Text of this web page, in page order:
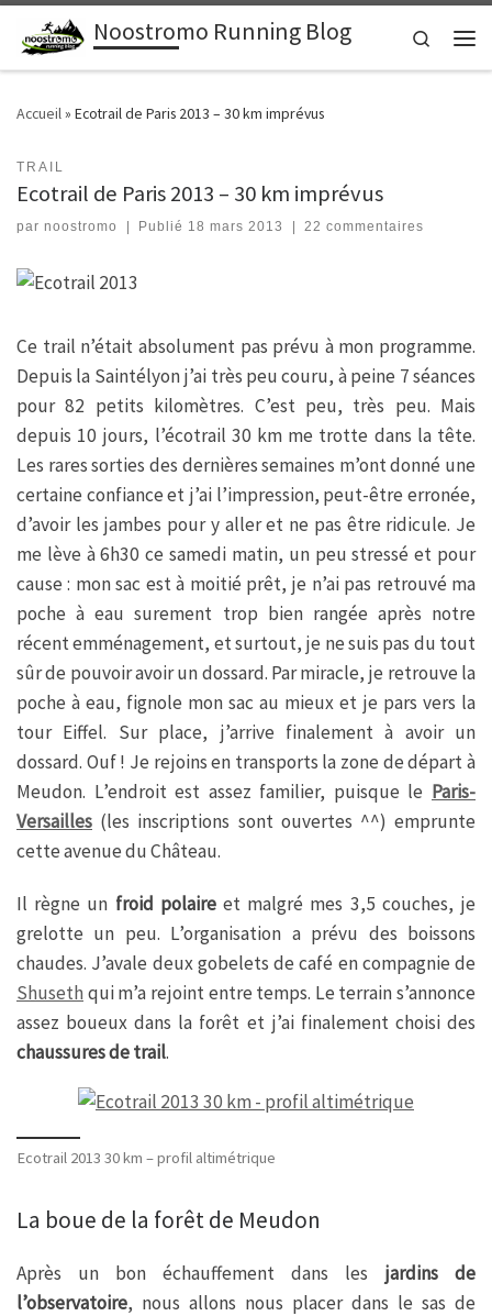
Passer au contenuNoostromo Running Blog
Search
Accueil» Ecotrail de Paris 2013 – 30 km imprévus
TRAIL
Ecotrail de Paris 2013 – 30 km imprévus
par noostromo Publié 18 mars 2013 22 commentaires
Ce trail n’était absolument pas prévu à mon programme.
Depuis la Saintélyon j’ai très peu couru, à peine 7 séances
pour 82 petits kilomètres. C’est peu, très peu. Mais
depuis 10 jours, l’écotrail 30 km me trotte dans la tête.
Les rares sorties des dernières semaines m’ont donné une
certaine confiance et j’ai l’impression, peut-être erronée,
d’avoir les jambes pour y aller et ne pas être ridicule. Je
me lève à 6h30 ce samedi matin, un peu stressé et pour
cause : mon sac est à moitié prêt, je n’ai pas retrouvé ma
poche à eau surement trop bien rangée après notre
récent emménagement, et surtout, je ne suis pas du tout
sûr de pouvoir avoir un dossard. Par miracle, je retrouve la
poche à eau, fignole mon sac au mieux et je pars vers la
tour Eiffel. Sur place, j’arrive finalement à avoir un
dossard. Ouf ! Je rejoins en transports la zone de départ à
Meudon. L’endroit est assez familier, puisque le Paris-
Versailles (les inscriptions sont ouvertes ^^) emprunte
cette avenue du Château.
Il règne un froid polaireet malgré mes 3,5 couches, je
grelotte un peu. L’organisation a prévu des boissons
chaudes. J’avale deux gobelets de café en compagnie de
Shuseth qui m’a rejoint entre temps. Le terrain s’annonce
assez boueux dans la forêt et j’ai finalement choisi des
chaussures de trail.
Ecotrail 2013 30 km – profil altimétrique
La boue de la forêt de Meudon
Après un bon échauffement dans les jardins de
l’observatoire, nous allons nous placer dans le sas de